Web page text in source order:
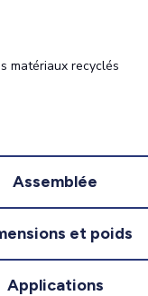
matériaux recyclés
Assemblée
et poids
Applications